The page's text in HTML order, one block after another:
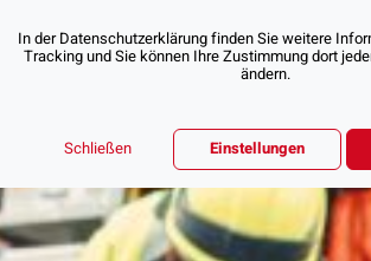
In der Datenschutzerklärung finden Sie weitere
Tracking und Sie können Ihre Zustimmung dort
ändern.
Schließen Einstellungen